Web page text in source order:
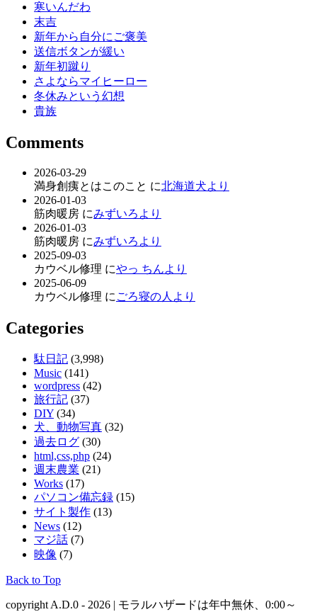
寒いんだわ
末吉
新年から自分にご褒美
送信ボタンが緩い
新年初蹴り
さよならマイヒーロー
冬休みという幻想
貴族
Comments
2026-03-29
満身創痍とはこのこと に北海道犬より
2026-01-03
筋肉暖房 にみずいろより
2026-01-03
筋肉暖房 にみずいろより
2025-09-03
カウベル修理 にやっ ちんより
2025-06-09
カウベル修理 に ごろ寝の人より
Categories
駄日記 (3,998)
Music (141)
wordpress (42)
旅行記 (37)
DIY (34)
犬、動物写真 (32)
過去ログ (30)
html,css,php (24)
週末農業 (21)
Works (17)
パソコン備忘録 (15)
サイト製作 (13)
News (12)
マジ話 (7)
映像 (7)
Back to Top
copyright A.D.0 - 2026 | モラルハザードは年中無休、0:00～